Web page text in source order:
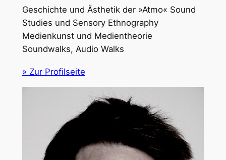
Geschichte und Ästhetik der »Atmo« Sound
Studies und Sensory Ethnography
Medienkunst und Medientheorie
Soundwalks, Audio Walks
» Zur Profilseite